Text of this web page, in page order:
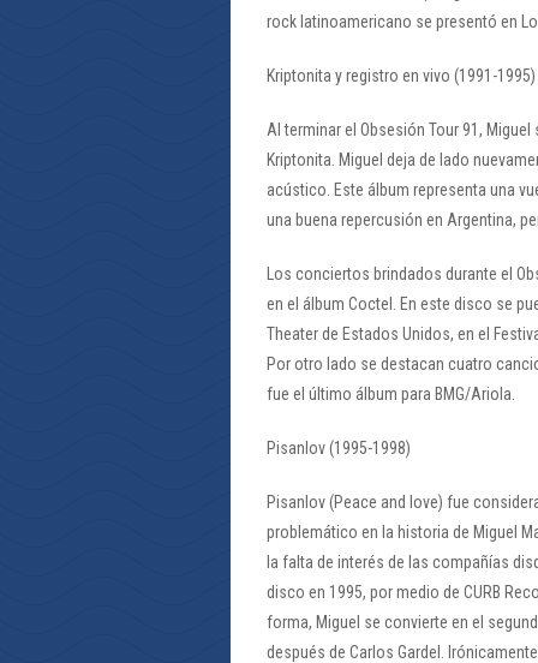
rock latinoamericano se presentó en
Kriptonita y registro en vivo (1991-1995)
Al terminar el Obsesión Tour 91,
Kriptonita. Miguel deja de lado
acústico. Este álbum representa una
una buena repercusión en Argentina,
Los conciertos brindados durante el
en el álbum Coctel. En este disco se
Theater de Estados Unidos, en el
Por otro lado se destacan cuatro
fue el último álbum para BMG/Ariola.
Pisanlov (1995-1998)
Pisanlov (Peace and love) fue
problemático en la historia de Miguel
la falta de interés de las compañías
disco en 1995, por medio de CURB
forma, Miguel se convierte en el
después de Carlos Gardel.